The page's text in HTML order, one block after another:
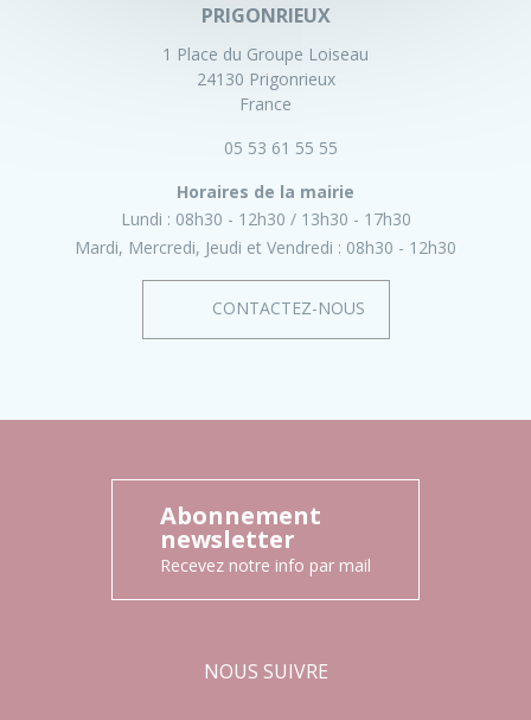
PRIGONRIEUX
1 Place du Groupe Loiseau
24130 Prigonrieux
France
05 53 61 55 55
Horaires de la mairie
Lundi : 08h30 - 12h30
13h30 - 17h30
Mardi, Mercredi, Jeudi et Vendredi : 08h30 - 12h30
CONTACTEZ-NOUS
Abonnement
newsletter
Recevez notre info par mail
NOUS SUIVRE